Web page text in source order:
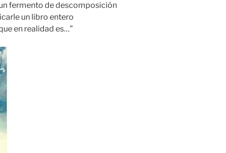
fermento de descomposición
un libro entero
en realidad es…”